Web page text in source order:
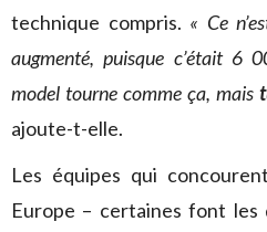
technique compris. « Ce
augmenté, puisque c’était 6
model tourne comme ça, mais
ajoute-t-elle.
Les équipes qui
Europe – certaines font les